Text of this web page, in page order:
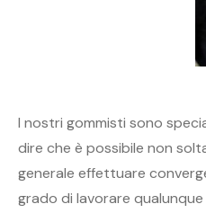
I nostri gommisti sono
dire che è possibile non
generale effettuare
grado di lavorare